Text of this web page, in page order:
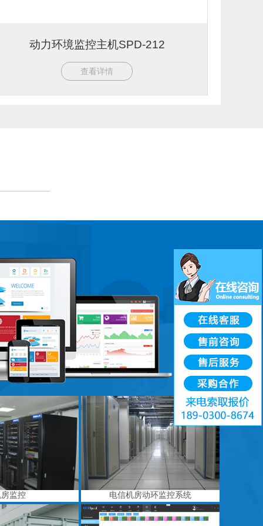
动力环境监控主机SPD-212
查看详情
监控 电信机房动环监控系统